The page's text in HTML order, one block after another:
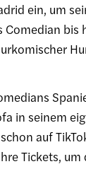
ein, um
in seinem
auf
Tickets,